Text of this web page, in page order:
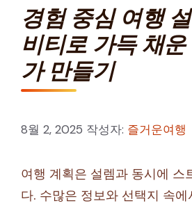
경험 중심 여행
비티로 가득 채
가 만들기
8월 2, 2025 작성자: 즐거운여행
여행 계획은 설렘과 동시에 스
다. 수많은 정보와 선택지 속